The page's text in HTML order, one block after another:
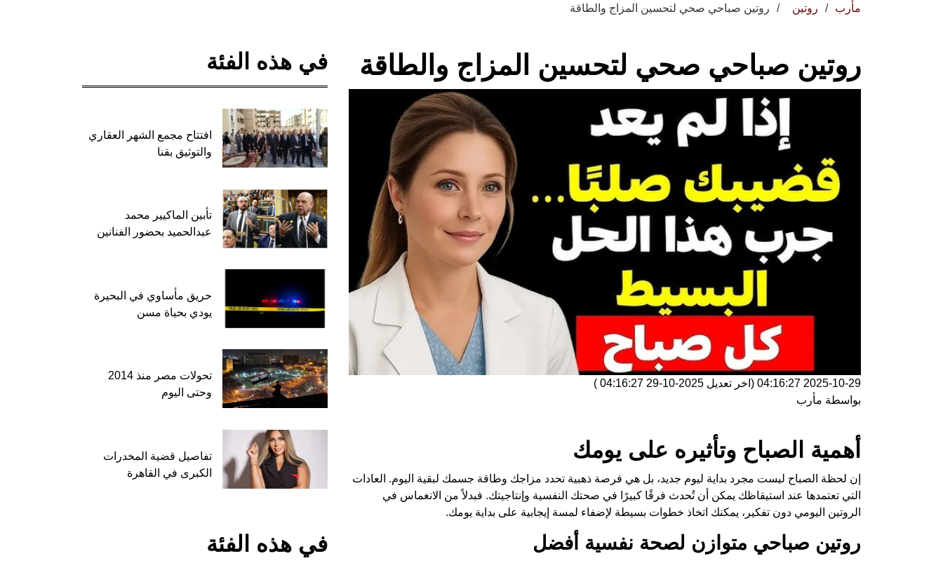
مأرب روتين روتين صباحي صحي لتحسين المزاج والطاقة
روتين صباحي صحي لتحسين المزاج والطاقة
2025-10-29 04:16:27 (اخر تعديل 2025-10-29 04:16:27
)
بواسطة مأرب
أهمية الصباح وتأثيره على يومك
إن لحظة الصباح ليست مجرد بداية ليوم جديد، بل هي فرصة ذهبية تحدد مزاجك وطاقة جسمك لبقية اليوم. العادات
التي تعتمدها عند استيقاظك يمكن أن تُحدث فرقًا كبيرًا في صحتك النفسية وإنتاجيتك. فبدلاً من الانغماس في
الروتين اليومي دون تفكير، يمكنك اتخاذ خطوات بسيطة لإضفاء لمسة إيجابية على بداية يومك.
روتين صباحي متوازن لصحة نفسية أفضل
في هذه الفئة
افتتاح مجمع الشهر العقاري
والتوثيق بقنا
تأبين الماكيير محمد
عبدالحميد بحضور الفنانين
حريق مأساوي في البحيرة
يودي بحياة مسن
تحولات مصر منذ 2014
وحتى اليوم
تفاصيل قضية المخدرات
الكبرى في القاهرة
في هذه الفئة